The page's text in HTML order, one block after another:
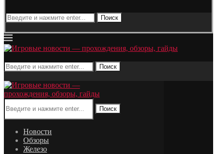
Поиск
Поиск
Поиск
Новости
Обзоры
Железо